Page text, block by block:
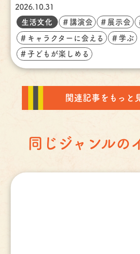
2026.10.31
生活文化 ＃講演会 ＃展示会
＃キャラクターに会える ＃学ぶ
＃子どもが楽しめる
関連記事をもっと
同じジャンルの